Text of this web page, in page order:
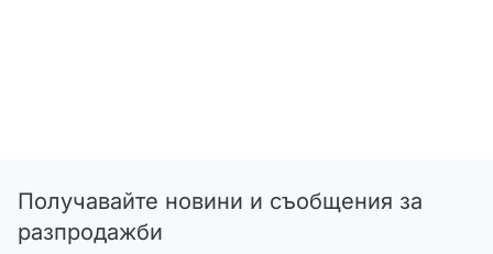
Получавайте новини и съобщения за
разпродажби